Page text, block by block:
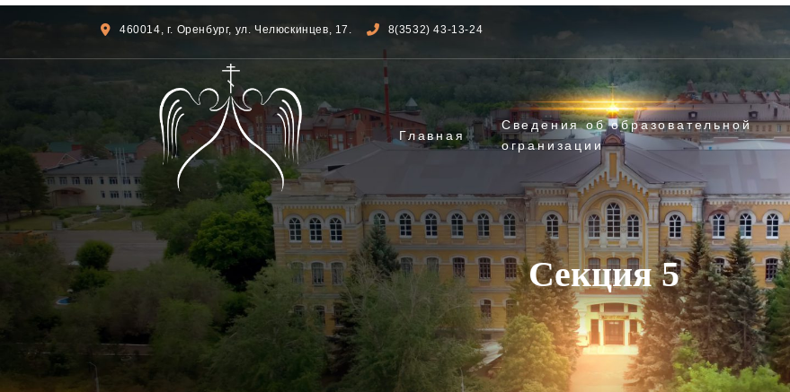
460014, г. Оренбург, ул. Челюскинцев, 17. 8(3532) 43-13-24
Главная
Сведения об образовательной
огранизации
Секция 5